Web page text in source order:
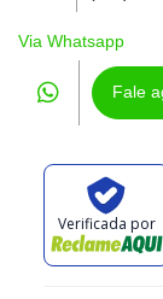
Via Whatsapp
Fale
Verificada por